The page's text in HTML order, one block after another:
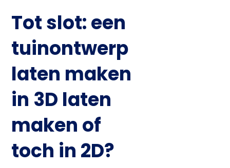
Tot slot: een
tuinontwerp
laten maken
in 3D laten
maken of
toch in 2D?